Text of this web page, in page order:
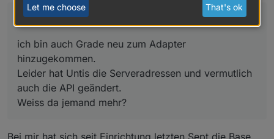
Weiss da jemand mehr?
Hallo zusammen,
ich bin auch Grade neu zum Adapter
hinzugekommen.
Leider hat Untis die Serveradressen und vermutlich
auch die API geändert.
Weiss da jemand mehr?
Let me choose That's ok